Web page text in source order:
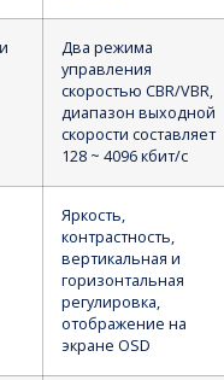
Два режима
управления
скоростью CBR/VBR,
диапазон выходной
скорости составляет
128 ~ 4096 кбит/с
Яркость,
контрастность,
вертикальная и
горизонтальная
регулировка,
отображение на
экране OSD